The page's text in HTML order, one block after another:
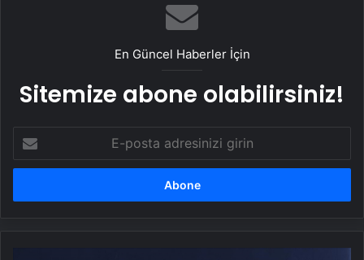
Aloe VeraFaydaları Nelerdir? Aloe Vera
Çiçeği Ve Bitkisi Ne İşe Yarar, Yağı
En Güncel Haberler İçin
Sitemize abone olabilirsiniz!
posta
adresinizi